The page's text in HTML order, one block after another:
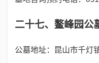
二十七、鳌峰园公
公墓地址：昆山市千灯